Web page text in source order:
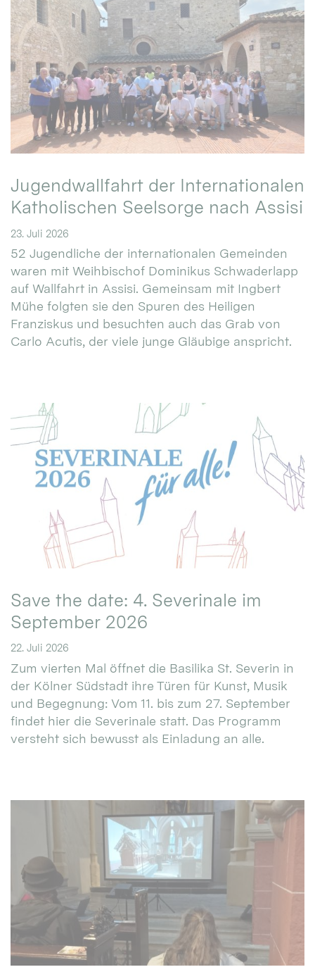
Jugendwallfahrt der Internationalen
Katholischen Seelsorge nach Assisi
23. Juli 2026
52 Jugendliche der internationalen Gemeinden
waren mit Weihbischof Dominikus Schwaderlapp
auf Wallfahrt in Assisi. Gemeinsam mit Ingbert
Mühe folgten sie den Spuren des Heiligen
Franziskus und besuchten auch das Grab von
Carlo Acutis, der viele junge Gläubige anspricht.
Save the date: 4. Severinale im
September 2026
22. Juli 2026
Zum vierten Mal öffnet die Basilika St. Severin in
der Kölner Südstadt ihre Türen für Kunst, Musik
und Begegnung: Vom 11. bis zum 27. September
findet hier die Severinale statt. Das Programm
versteht sich bewusst als Einladung an alle.